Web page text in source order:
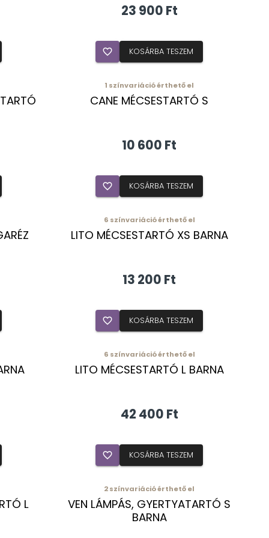
23 900 Ft
favorite_border KOSÁRBA TESZEM
1 színvariáció érthető el
CANE MÉCSESTARTÓ S
10 600 Ft
favorite_border KOSÁRBA TESZEM
6 színvariáció érthető el
LITO MÉCSESTARTÓ XS BARNA
13 200 Ft
favorite_border KOSÁRBA TESZEM
6 színvariáció érthető el
LITO MÉCSESTARTÓ L BARNA
42 400 Ft
favorite_border KOSÁRBA TESZEM
L
2színvariáció érthető el
VEN LÁMPÁS, GYERTYATARTÓ S
BARNA